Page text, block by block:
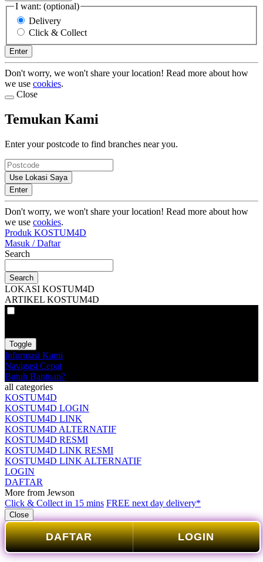
I want: (optional)
Delivery
Click & Collect
Enter
Don't worry, we won't share your location! Read more about how
we use cookies.
Close
Temukan Kami
Enter your postcode to find branches near you.
Use Lokasi Saya
Enter
Don't worry, we won't share your location! Read more about how
we use cookies.
Produk KOSTUM4D
Masuk / Daftar
Search
Search
LOKASI KOSTUM4D
ARTIKEL KOSTUM4D
Toggle
Informasi Kami
Navigasi Cepat
Butuh Bantuan?
all categories
KOSTUM4D
KOSTUM4D LOGIN
KOSTUM4D LINK
KOSTUM4D ALTERNATIF
KOSTUM4D RESMI
KOSTUM4D LINK RESMI
KOSTUM4D LINK ALTERNATIF
LOGIN
DAFTAR
More from Jewson
Click & Collect in 15 mins FREE next day delivery*
Close
DAFTAR LOGIN